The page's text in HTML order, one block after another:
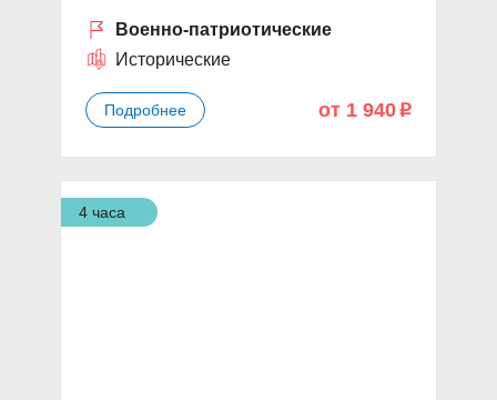
Военно-патриотические
Исторические
Подробнее от 1 940 p
4 часа